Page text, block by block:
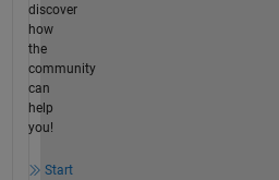
discover
how
the
community
can
help
you!
Start